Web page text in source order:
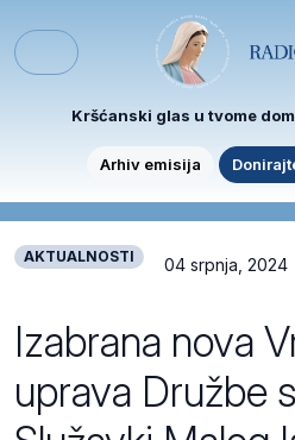
Menu
Kršćanski glas u tvome
Arhiv emisija
AKTUALNOSTI 04 srpnja, 2024
Izabrana nova
uprava Družbe